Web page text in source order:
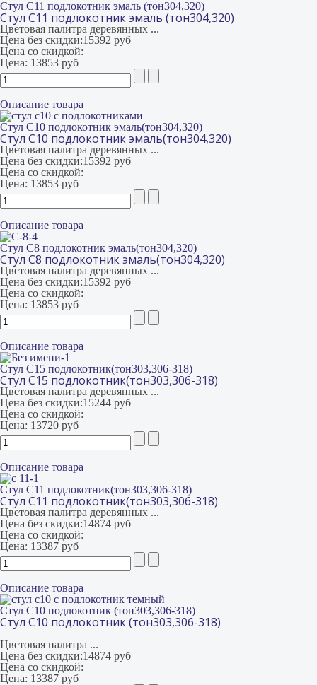
Стул С11 подлокотник эмаль (тон304,320)
Стул С11 подлокотник эмаль (тон304,320)
Цветовая палитра деревянных ...
Цена без скидки:15392 руб
Цена со скидкой:
Цена: 13853 руб
Описание товара
Стул С10 подлокотник эмаль(тон304,320)
Стул С10 подлокотник эмаль(тон304,320)
Цветовая палитра деревянных ...
Цена без скидки:15392 руб
Цена со скидкой:
Цена: 13853 руб
Описание товара
Стул С8 подлокотник эмаль(тон304,320)
Стул С8 подлокотник эмаль(тон304,320)
Цветовая палитра деревянных ...
Цена без скидки:15392 руб
Цена со скидкой:
Цена: 13853 руб
Описание товара
Стул С15 подлокотник(тон303,306-318)
Стул С15 подлокотник(тон303,306-318)
Цветовая палитра деревянных ...
Цена без скидки:15244 руб
Цена со скидкой:
Цена: 13720 руб
Описание товара
Стул С11 подлокотник(тон303,306-318)
Стул С11 подлокотник(тон303,306-318)
Цветовая палитра деревянных ...
Цена без скидки:14874 руб
Цена со скидкой:
Цена: 13387 руб
Описание товара
Стул С10 подлокотник (тон303,306-318)
Стул С10 подлокотник (тон303,306-318)
Цветовая палитра ...
Цена без скидки:14874 руб
Цена со скидкой:
Цена: 13387 руб